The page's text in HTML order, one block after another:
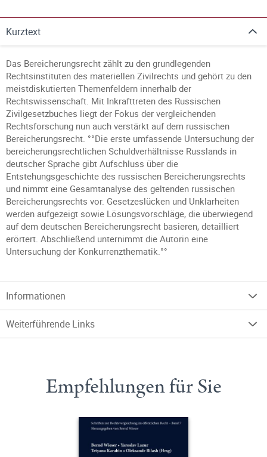
Kurztext
Das Bereicherungsrecht zählt zu den grundlegenden
Rechtsinstituten des materiellen Zivilrechts und gehört zu den
meistdiskutierten Themenfeldern innerhalb der
Rechtswissenschaft. Mit Inkrafttreten des Russischen
Zivilgesetzbuches liegt der Fokus der vergleichenden
Rechtsforschung nun auch verstärkt auf dem russischen
Bereicherungsrecht. °°Die erste umfassende Untersuchung der
bereicherungsrechtlichen Schuldverhältnisse Russlands in
deutscher Sprache gibt Aufschluss über die
Entstehungsgeschichte des russischen Bereicherungsrechts
und nimmt eine Gesamtanalyse des geltenden russischen
Bereicherungsrechts vor. Gesetzeslücken und Unklarheiten
werden aufgezeigt sowie Lösungsvorschläge, die überwiegend
auf dem deutschen Bereicherungsrecht basieren, detailliert
erörtert. Abschließend unternimmt die Autorin eine
Untersuchung der Konkurrenzthematik.°°
Informationen
Weiterführende Links
Empfehlungen für Sie